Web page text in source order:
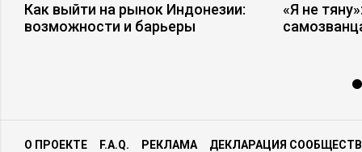
Как выйти на рынок Индонезии:
возможности и барьеры
«Я не
О ПРОЕКТЕ F.A.Q. РЕКЛАМА ДЕКЛАРАЦИЯ